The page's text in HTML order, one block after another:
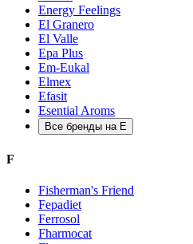
Energy Feelings
El Granero
El Valle
Epa Plus
Em-Eukal
Elmex
Efasit
Esential Aroms
Все бренды на E
F
Fisherman's Friend
Fepadiet
Ferrosol
Fharmocat